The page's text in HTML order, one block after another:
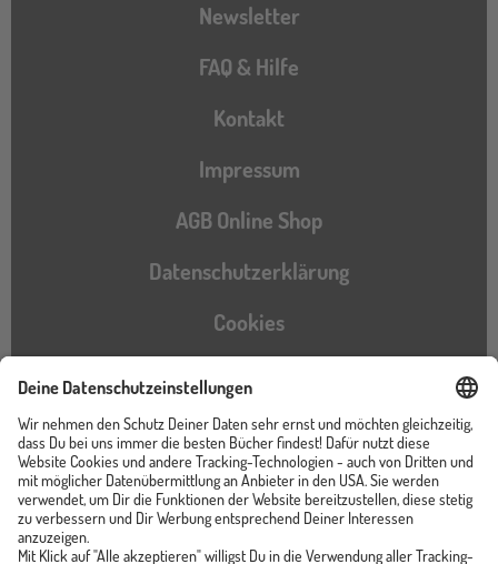
Newsletter
FAQ & Hilfe
Kontakt
Impressum
AGB Online Shop
Datenschutzerklärung
Cookies
Barrierefreiheitserklärung
Instagram
TikTokPinterestYouTubeFacebook